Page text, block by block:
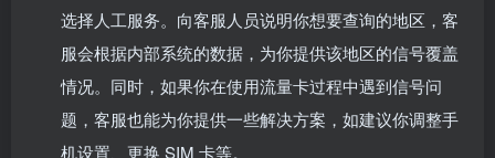
选择人工服务。向客服人员说明你想要查询的地区，客
服会根据内部系统的数据，为你提供该地区的信号覆盖
情况。同时，如果你在使用流量卡过程中遇到信号问
题，客服也能为你提供一些解决方案，如建议你调整手
机设置、更换 SIM 卡等。